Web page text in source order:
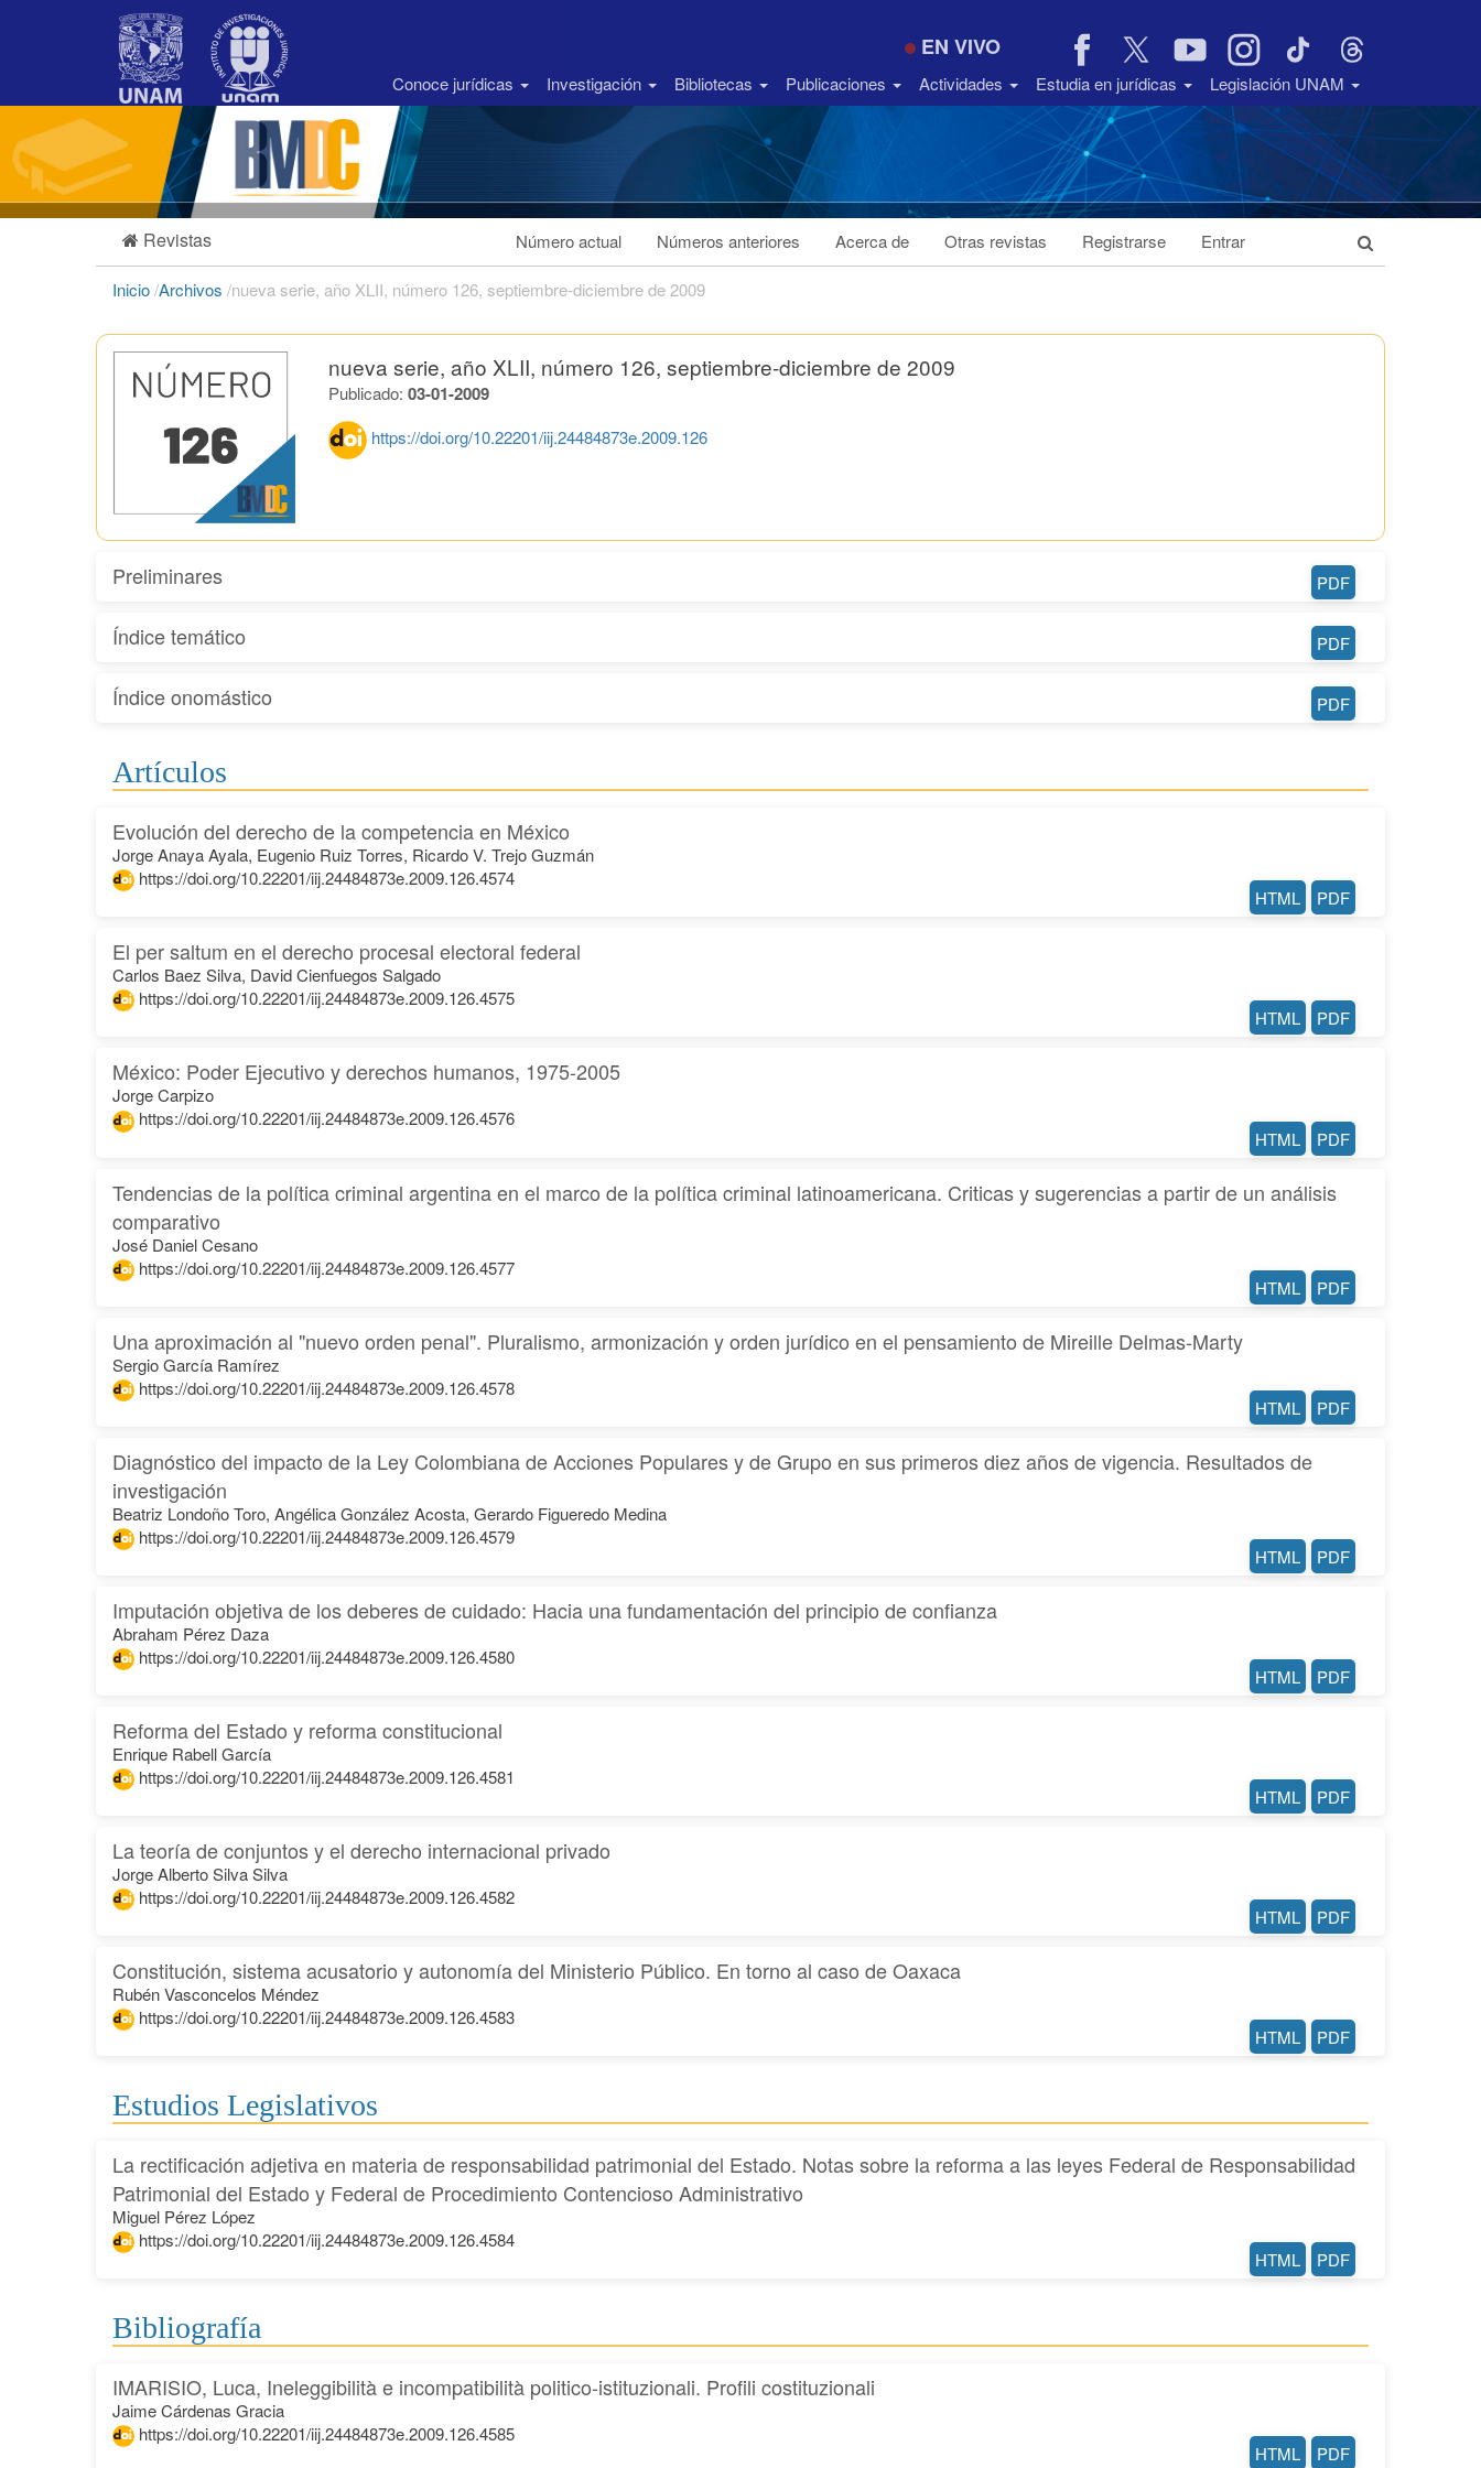
Barra
EN VIVO
Conoce jurídicas Investigación Bibliotecas Publicaciones Actividades Estudia en jurídicas Legislación UNAM
Revistas Número actual Números anteriores Acerca de Otras revistas Registrarse Entrar
Inicio/Archivos /nueva serie, año XLII, número 126, septiembre-diciembre de 2009
nueva serie, año XLII, número 126, septiembre-diciembre de 2009
Publicado: 03-01-2009
https://doi.org/10.22201/iij.24484873e.2009.126
Preliminares PDF
Índice temático PDF
Índice onomástico PDF
Artículos
Evolución del derecho de la competencia en México
Jorge Anaya Ayala, Eugenio Ruiz Torres, Ricardo V. Trejo Guzmán
https://doi.org/10.22201/iij.24484873e.2009.126.4574
PDF
HTML
El per saltum en el derecho procesal electoral federal
Carlos Baez Silva, David Cienfuegos Salgado
https://doi.org/10.22201/iij.24484873e.2009.126.4575
PDF
HTML
México: Poder Ejecutivo y derechos humanos, 1975-2005
Jorge Carpizo
https://doi.org/10.22201/iij.24484873e.2009.126.4576
PDF
HTML
Tendencias de la política criminal argentina en el marco de la política criminal latinoamericana. Criticas y sugerencias a partir de un análisis
comparativo
José Daniel Cesano
https://doi.org/10.22201/iij.24484873e.2009.126.4577
PDF
HTML
Una aproximación al "nuevo orden penal". Pluralismo, armonización y orden jurídico en el pensamiento de Mireille Delmas-Marty
Sergio García Ramírez
https://doi.org/10.22201/iij.24484873e.2009.126.4578
PDF
HTML
Diagnóstico del impacto de la Ley Colombiana de Acciones Populares y de Grupo en sus primeros diez años de vigencia. Resultados de
investigación
Beatriz Londoño Toro, Angélica González Acosta, Gerardo Figueredo Medina
https://doi.org/10.22201/iij.24484873e.2009.126.4579
PDF
HTML
Imputación objetiva de los deberes de cuidado: Hacia una fundamentación del principio de confianza
Abraham Pérez Daza
https://doi.org/10.22201/iij.24484873e.2009.126.4580
PDF
HTML
Reforma del Estado y reforma constitucional
Enrique Rabell García
https://doi.org/10.22201/iij.24484873e.2009.126.4581
PDF
HTML
La teoría de conjuntos y el derecho internacional privado
Jorge Alberto Silva Silva
https://doi.org/10.22201/iij.24484873e.2009.126.4582
PDF
HTML
Constitución, sistema acusatorio y autonomía del Ministerio Público. En torno al caso de Oaxaca
Rubén Vasconcelos Méndez
https://doi.org/10.22201/iij.24484873e.2009.126.4583
PDF
HTML
Estudios Legislativos
La rectificación adjetiva en materia de responsabilidad patrimonial del Estado. Notas sobre la reforma a las leyes Federal de Responsabilidad
Patrimonial del Estado y Federal de Procedimiento Contencioso Administrativo
Miguel Pérez López
https://doi.org/10.22201/iij.24484873e.2009.126.4584
PDF
HTML
Bibliografía
IMARISIO, Luca, Ineleggibilità e incompatibilità politico-istituzionali. Profili costituzionali
Jaime Cárdenas Gracia
https://doi.org/10.22201/iij.24484873e.2009.126.4585
PDF
HTML